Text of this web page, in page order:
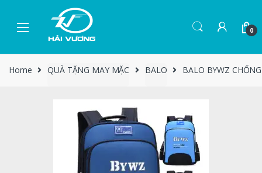
0
Home QUÀ TẶNG MAY MẶC BALO BALO BYWZ